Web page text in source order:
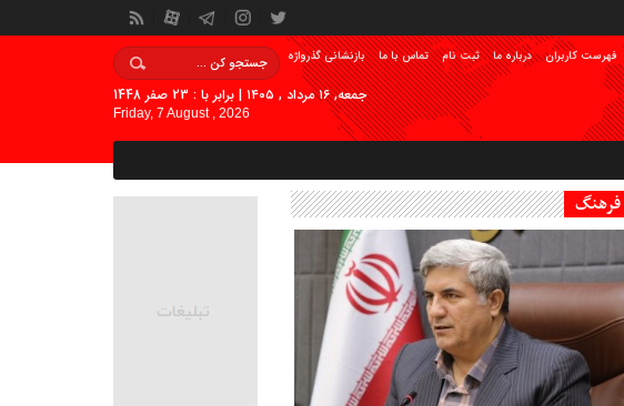
بازنشانی گذرواژه تماس با ما ثبت نام درباره ما فهرست کاربران
جمعه, ۱۶ مرداد , ۱۴۰۵ | برابر با : 23 صفر 1448
Friday, 7 August , 2026
فرهنگ